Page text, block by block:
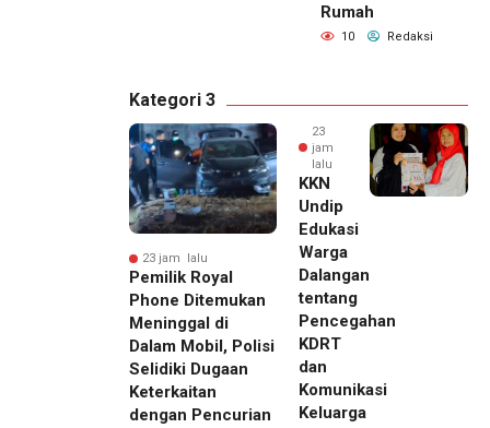
Rumah
10 Redaksi
Kategori 3
23 jam lalu
Pemilik Royal
Phone Ditemukan
Meninggal di
Dalam Mobil, Polisi
Selidiki Dugaan
Keterkaitan
dengan Pencurian
23
jam
lalu
KKN
Undip
Edukasi
Warga
Dalangan
tentang
Pencegahan
KDRT
dan
Komunikasi
Keluarga